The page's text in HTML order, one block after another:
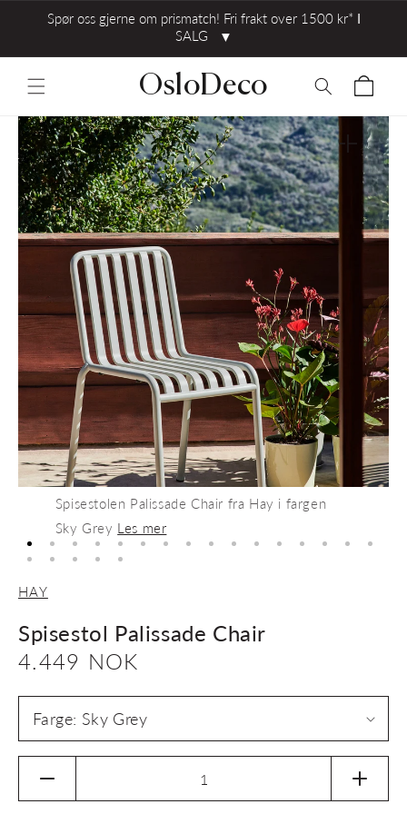
Spør oss gjerne om prismatch! Fri frakt over 1500 kr* ⅼ
SALG
▼
OsloDeco
Åpne
medie
Spisestolen Palissade Chair fra Hay i fargen
Sky Grey Les mer
HAY
Spisestol Palissade Chair
Vanlig
pris
4.449 NOK
antallet
Øk